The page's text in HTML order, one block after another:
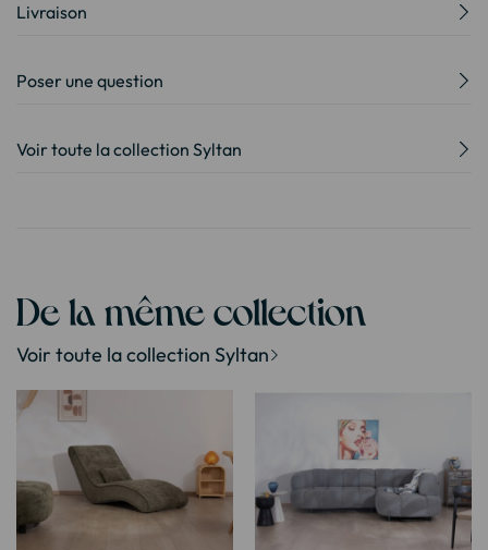
Livraison
Poser une question
Voir toute la collection Syltan
De la même collection
Voir toute la collection Syltan